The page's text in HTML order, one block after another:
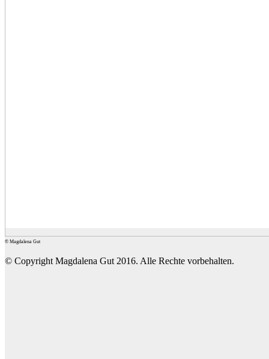
© Magdalena Gut
© Copyright Magdalena Gut 2016. Alle Rechte vorbehalten.